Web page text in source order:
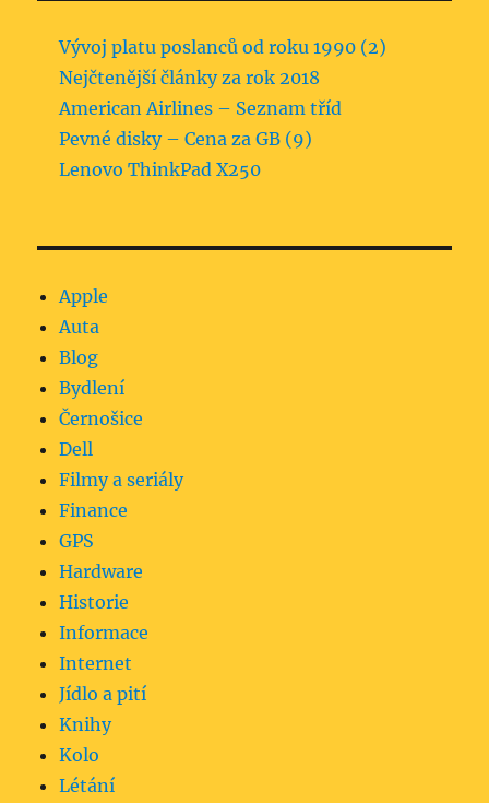
Vývoj platu poslanců od roku 1990 (2)
Nejčtenější články za rok 2018
American Airlines – Seznam tříd
Pevné disky – Cena za GB (9)
Lenovo ThinkPad X250
Apple
Auta
Blog
Bydlení
Černošice
Dell
Filmy a seriály
Finance
GPS
Hardware
Historie
Informace
Internet
Jídlo a pití
Knihy
Kolo
Létání